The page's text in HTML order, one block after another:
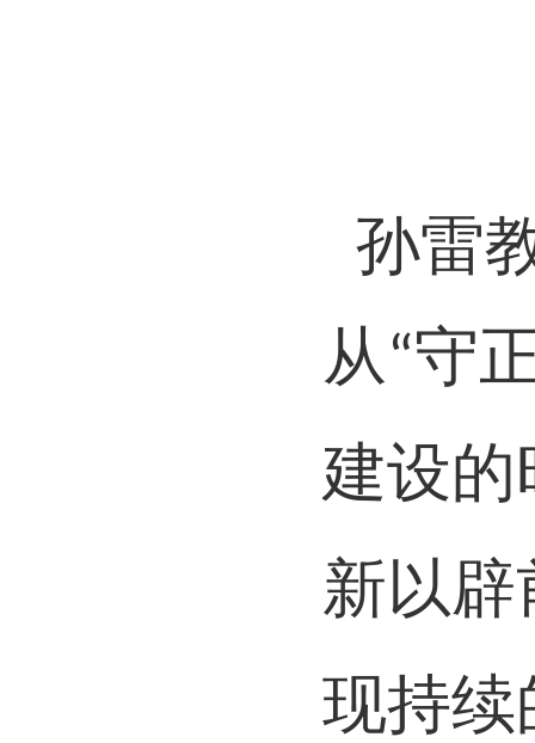
孙雷
从“守
建设
新以辟
现持续